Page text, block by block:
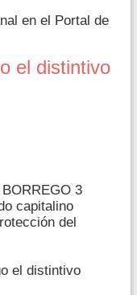
en el Portal de
el distintivo
capitalino
del
el distintivo